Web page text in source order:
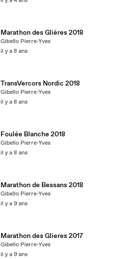
Marathon des Glières 2018
Gibello Pierre-Yves
il y a 8 ans
TransVercors Nordic 2018
Gibello Pierre-Yves
il y a 8 ans
Foulée Blanche 2018
Gibello Pierre-Yves
il y a 8 ans
Marathon de Bessans 2018
Gibello Pierre-Yves
il y a 9 ans
Marathon des Glieres 2017
Gibello Pierre-Yves
il y a 9 ans